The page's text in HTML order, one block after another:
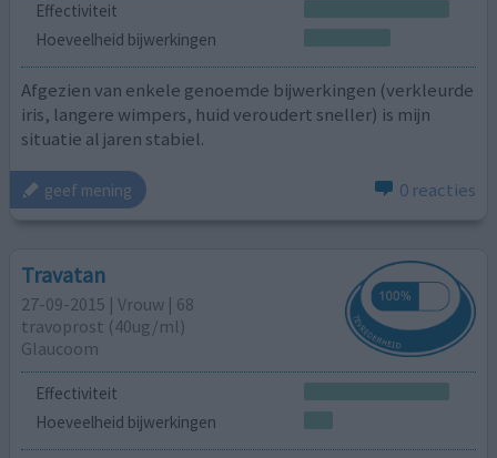
Effectiviteit
Hoeveelheid bijwerkingen
Afgezien van enkele genoemde bijwerkingen (verkleurde
iris, langere wimpers, huid veroudert sneller) is mijn
situatie al jaren stabiel.
geef mening 0 reacties
Travatan
27-09-2015 | Vrouw | 68
travoprost (40ug/ml)
Glaucoom
Effectiviteit
Hoeveelheid bijwerkingen